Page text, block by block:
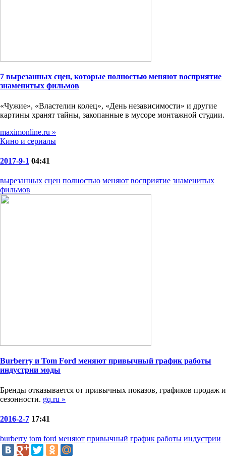
7 вырезанных сцен, которые полностью меняют восприятие
знаменитых фильмов
«Чужие», «Властелин колец», «День независимости» и другие
картины хранят тайны, закопанные в мусоре монтажной студии.
maximonline.ru »
Кино и сериалы
2017-9-1 04:41
вырезанных сцен полностью меняют восприятие знаменитых
фильмов
Burberry и Tom Ford меняют привычный график работы
индустрии моды
Бренды отказывается от привычных показов, графиков продаж и
сезонности. gq.ru »
2016-2-7 17:41
burberry tom ford меняют привычный график работы индустрии